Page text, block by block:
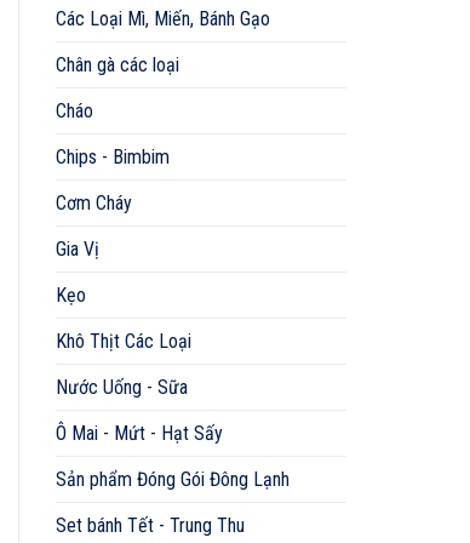
Các Loại Mì, Miến, Bánh Gạo
Chân gà các loại
Cháo
Chips - Bimbim
Cơm Cháy
Gia Vị
Kẹo
Khô Thịt Các Loại
Nước Uống - Sữa
Ô Mai - Mứt - Hạt Sấy
Sản phẩm Đóng Gói Đông Lạnh
Set bánh Tết - Trung Thu